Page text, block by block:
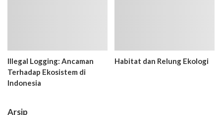
Illegal Logging: Ancaman
Terhadap Ekosistem di
Indonesia
Habitat dan Relung Ekologi
Arsip